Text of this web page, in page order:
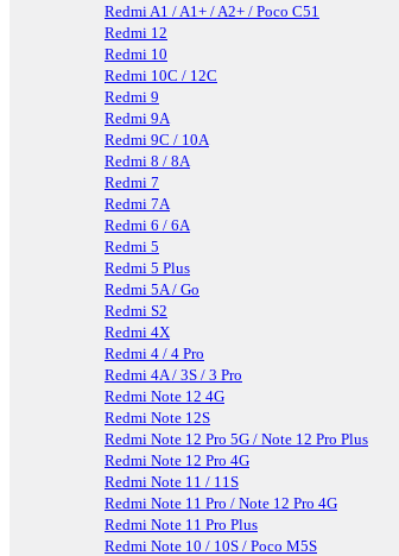
Redmi A1 / A1+ / A2+ / Poco C51
Redmi 12
Redmi 10
Redmi 10C / 12C
Redmi 9
Redmi 9A
Redmi 9C / 10A
Redmi 8 / 8A
Redmi 7
Redmi 7A
Redmi 6 / 6A
Redmi 5
Redmi 5 Plus
Redmi 5A / Go
Redmi S2
Redmi 4X
Redmi 4 / 4 Pro
Redmi 4A / 3S / 3 Pro
Redmi Note 12 4G
Redmi Note 12S
Redmi Note 12 Pro 5G / Note 12 Pro Plus
Redmi Note 12 Pro 4G
Redmi Note 11 / 11S
Redmi Note 11 Pro / Note 12 Pro 4G
Redmi Note 11 Pro Plus
Redmi Note 10 / 10S / Poco M5S